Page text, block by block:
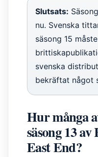
Slutsats:
nu. Svenska
säsong 15
svenska
bekräftat något
Hur många
säsong 13
East End?